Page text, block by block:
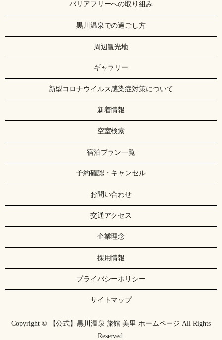
バリアフリーへの取り組み
黒川温泉での過ごし方
周辺観光地
ギャラリー
新型コロナウイルス感染症対策について
新着情報
空室検索
宿泊プラン一覧
予約確認・キャンセル
お問い合わせ
交通アクセス
企業理念
採用情報
プライバシーポリシー
サイトマップ
Copyright © 【公式】黒川温泉 旅館 美里 ホームページ All Rights
Reserved.